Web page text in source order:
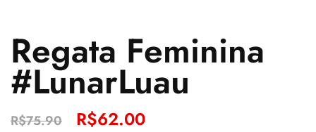
Regata Feminina
#LunarLuau
R$75.90 R$62.00